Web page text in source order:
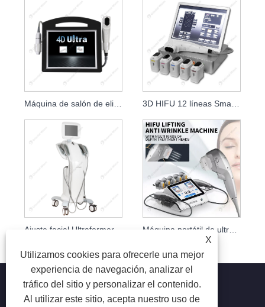
Máquina de salón de eliminación de arrugas de elevación SMAS facial 2D HIFU
Ajuste facial Ultraformer Smas con ultrasonido vertical 7D HIFU
X
Utilizamos cookies para ofrecerle una mejor
experiencia de navegación, analizar el
tráfico del sitio y personalizar el contenido.
Al utilizar este sitio, acepta nuestro uso de